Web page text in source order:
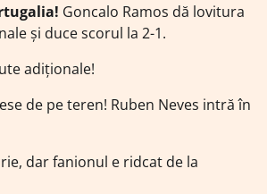
Goncalo Ramos dă lovitura
și duce scorul la 2-1.
adiționale!
de pe teren! Ruben Neves intră în
dar fanionul e ridcat de la